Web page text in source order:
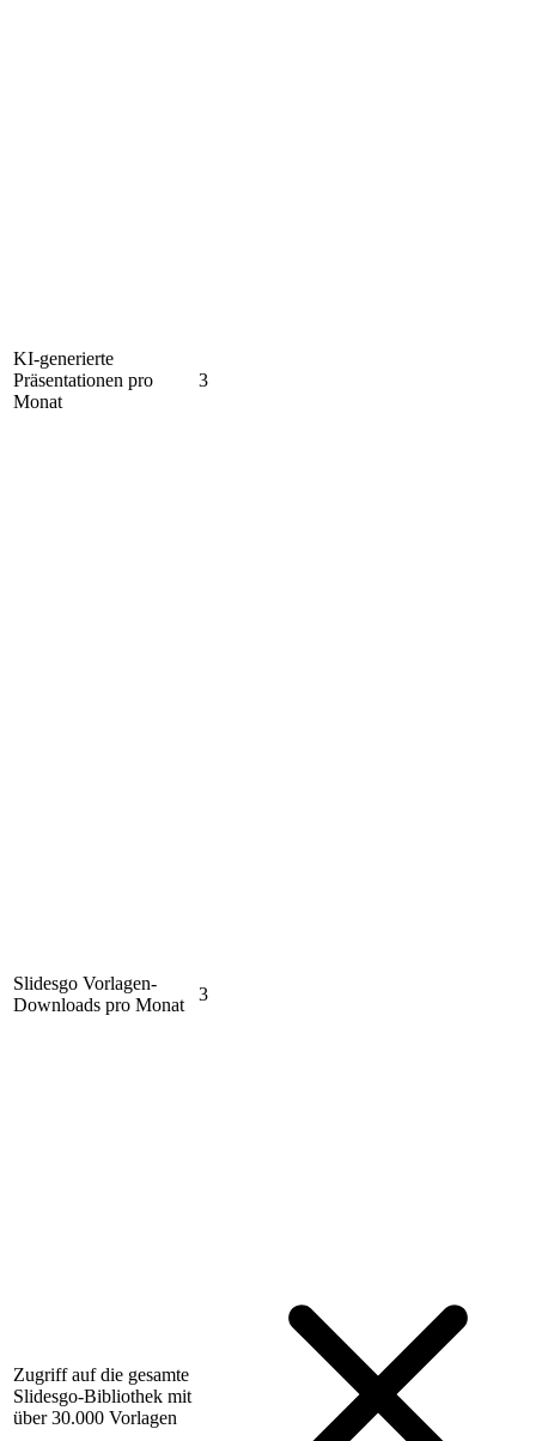
KI-generierte
Präsentationen pro
Monat
3
Slidesgo Vorlagen-
Downloads pro Monat
3
Zugriff auf die gesamte
Slidesgo-Bibliothek mit
über 30.000 Vorlagen